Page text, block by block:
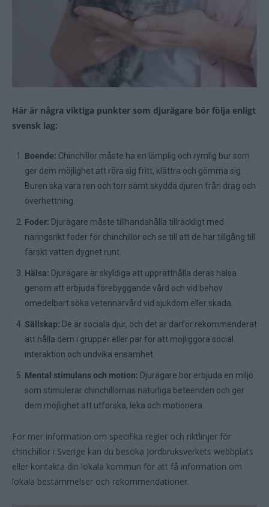
Här är några viktiga punkter som djurägare bör följa enligt
svensk lag:
Boende: Chinchillor måste ha en lämplig och rymlig bur som
ger dem möjlighet att röra sig fritt, klättra och gömma sig.
Buren ska vara ren och torr samt skydda djuren från drag och
överhettning.
Foder: Djurägare måste tillhandahålla tillräckligt med
näringsrikt foder för chinchillor och se till att de har tillgång till
färskt vatten dygnet runt.
Hälsa: Djurägare är skyldiga att upprätthålla deras hälsa
genom att erbjuda förebyggande vård och vid behov
omedelbart söka veterinärvård vid sjukdom eller skada.
Sällskap: De är sociala djur, och det är därför rekommenderat
att hålla dem i grupper eller par för att möjliggöra social
interaktion och undvika ensamhet.
Mental stimulans och motion: Djurägare bör erbjuda en miljö
som stimulerar chinchillornas naturliga beteenden och ger
dem möjlighet att utforska, leka och motionera.
För mer information om specifika regler och riktlinjer för
chinchillor i Sverige kan du besöka Jordbruksverkets webbplats
eller kontakta din lokala kommun för att få information om
lokala bestämmelser och rekommendationer.